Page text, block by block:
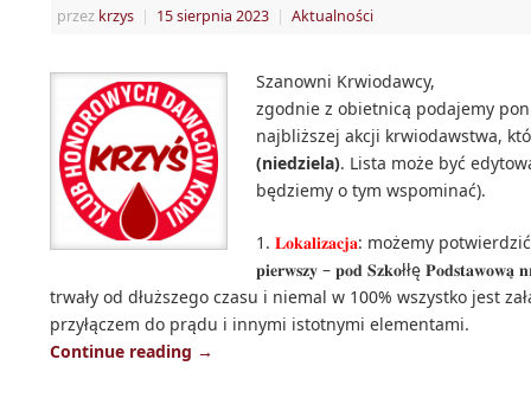
przez krzys | 15 sierpnia 2023 | Aktualności
Szanowni Krwiodawcy,
zgodnie z obietnicą podajemy
najbliższej akcji krwiodawstwa,
(niedziela). Lista może być
będziemy o tym wspominać).
1. 𝐋𝐨𝐤𝐚𝐥𝐢𝐳𝐚𝐜𝐣𝐚: możemy potwierdzić,
𝐩𝐢𝐞𝐫𝐰𝐬𝐳𝐲 – 𝐩𝐨𝐝 𝐒𝐳𝐤𝐨łłę
trwały od dłuższego czasu i niemal w 100% wszystko jest
przyłączem do prądu i innymi istotnymi
Continue reading →